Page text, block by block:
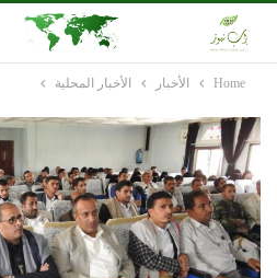
Home الأخبار الأخبار المحلية